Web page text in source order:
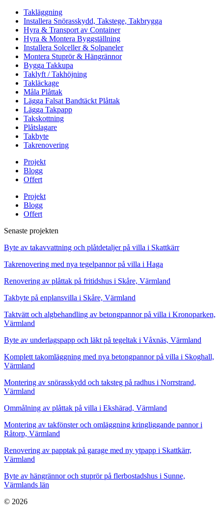
Takläggning
Installera Snörasskydd, Takstege, Takbrygga
Hyra & Transport av Container
Hyra & Montera Byggställning
Installera Solceller & Solpaneler
Montera Stuprör & Hängrännor
Bygga Takkupa
Taklyft / Takhöjning
Takläckage
Måla Plåttak
Lägga Falsat Bandtäckt Plåttak
Lägga Takpapp
Takskottning
Plåtslagare
Takbyte
Takrenovering
Projekt
Blogg
Offert
Projekt
Blogg
Offert
Senaste projekten
Byte av takavvattning och plåtdetaljer på villa i Skattkärr
Takrenovering med nya tegelpannor på villa i Haga
Renovering av plåttak på fritidshus i Skåre, Värmland
Takbyte på enplansvilla i Skåre, Värmland
Taktvätt och algbehandling av betongpannor på villa i Kronoparken,
Värmland
Byte av underlagspapp och läkt på tegeltak i Våxnäs, Värmland
Komplett takomläggning med nya betongpannor på villa i Skoghall,
Värmland
Montering av snörasskydd och taksteg på radhus i Norrstrand,
Värmland
Ommålning av plåttak på villa i Ekshärad, Värmland
Montering av takfönster och omläggning kringliggande pannor i
Råtorp, Värmland
Renovering av papptak på garage med ny ytpapp i Skattkärr,
Värmland
Byte av hängrännor och stuprör på flerbostadshus i Sunne,
Värmlands län
© 2026